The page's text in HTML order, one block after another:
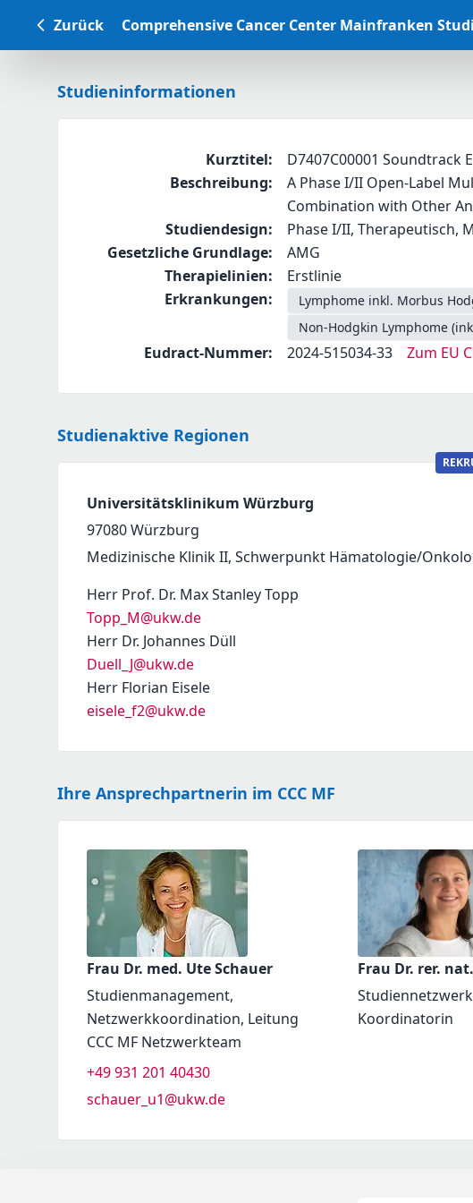
Zurück Comprehensive Cancer Center Mainfranken
Studieninformationen
Kurztitel:
D7407C00001 Soundtrack E
Beschreibung:
A Phase I/II Open-Label
Combination with Other
Studiendesign:
Phase I/II, Therapeutisch,
Gesetzliche Grundlage:
AMG
Therapielinien:
Erstlinie
Erkrankungen:
Lymphome inkl. Morbus
Non-Hodgkin Lymphome
Eudract-Nummer: 2024-515034-33 Zum EU
Studienaktive Regionen
Universitätsklinikum Würzburg
97080Würzburg
Medizinische Klinik II, Schwerpunkt Hämatologie/
Herr Prof. Dr. Max Stanley Topp
Topp_M@ukw.de
Herr Dr. Johannes Düll
Duell_J@ukw.de
Herr Florian Eisele
eisele_f2@ukw.de
Ihre Ansprechpartnerin im CCC MF
Frau Dr. med. Ute Schauer
Studienmanagement,
Netzwerkkoordination, Leitung
CCC MF Netzwerkteam
+49 931 201 40430
schauer_u1@ukw.de
Frau Dr. rer.
Koordinatorin